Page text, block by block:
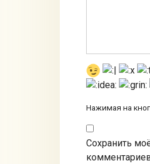
Нажимая на
Сохранить